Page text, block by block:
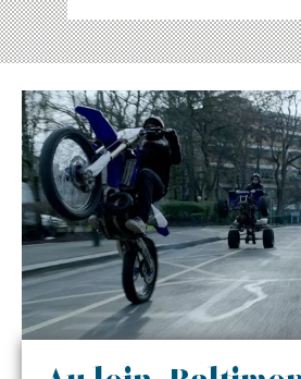
Au loin,